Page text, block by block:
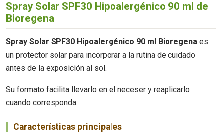
Spray Solar SPF30 Hipoalergénico 90 ml de
Bioregena
Spray Solar SPF30 Hipoalergénico 90 ml Bioregena es
un protector solar para incorporar a la rutina de cuidado
antes de la exposición al sol.
Su formato facilita llevarlo en el neceser y reaplicarlo
cuando corresponda.
Características principales